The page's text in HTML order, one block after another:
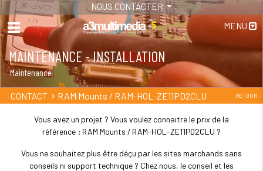
NOUS CONTACTER
MENU
MAINTENANCE - INSTALLATION
Maintenance
CONTACT RAM Mounts / RAM-HOL-ZE11PD2CLU RETOUR
Vous avez un projet ? Vous voulez connaitre le prix de la
référence : RAM Mounts / RAM-HOL-ZE11PD2CLU ?
Vous ne souhaitez plus être déçu par les sites marchands sans
conseils ni support technique ? Chez nous, le conseil et les